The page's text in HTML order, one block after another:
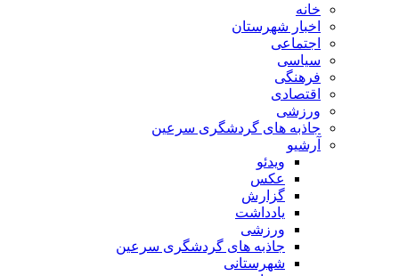
خانه
اخبار شهرستان
اجتماعی
سیاسی
فرهنگی
اقتصادی
ورزشی
جاذبه های گردشگری سرعین
آرشیو
ویدئو
عکس
گزارش
یادداشت
ورزشی
جاذبه های گردشگری سرعین
شهرستانی